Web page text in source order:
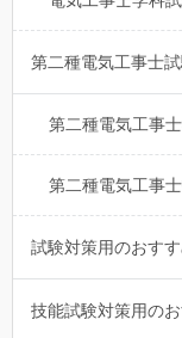
第二種電気工事士
第二種電気工事
第二種電気工事
試験対策用のおす
技能試験対策用の